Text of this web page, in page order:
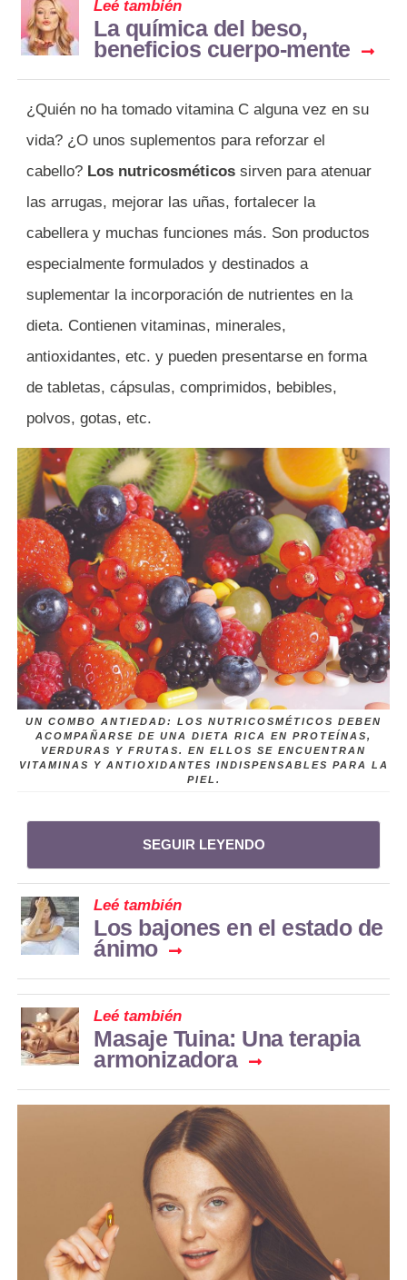
Leé también
La química del beso,
beneficios cuerpo-mente
¿Quién no ha tomado vitamina C alguna vez en su
vida? ¿O unos suplementos para reforzar el
cabello? Los nutricosméticos sirven para atenuar
las arrugas, mejorar las uñas, fortalecer la
cabellera y muchas funciones más. Son productos
especialmente formulados y destinados a
suplementar la incorporación de nutrientes en la
dieta. Contienen vitaminas, minerales,
antioxidantes, etc. y pueden presentarse en forma
de tabletas, cápsulas, comprimidos, bebibles,
polvos, gotas, etc.
UN COMBO ANTIEDAD: LOS NUTRICOSMÉTICOS DEBEN
ACOMPAÑARSE DE UNA DIETA RICA EN PROTEÍNAS,
VERDURAS Y FRUTAS. EN ELLOS SE ENCUENTRAN
VITAMINAS Y ANTIOXIDANTES INDISPENSABLES PARA LA
PIEL.
SEGUIR LEYENDO
Leé también
Los bajones en el estado de
ánimo
Leé también
Masaje Tuina: Una terapia
armonizadora